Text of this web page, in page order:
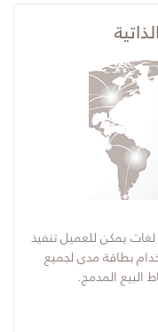
يمكن للعميل تنفيذ
بطاقة مدى لجميع
البيع المدمج.